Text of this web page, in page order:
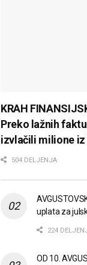
KRAH
Preko lažnih
izvlačili milione iz
504 DELJENJA
uplata za
224
OD 10.